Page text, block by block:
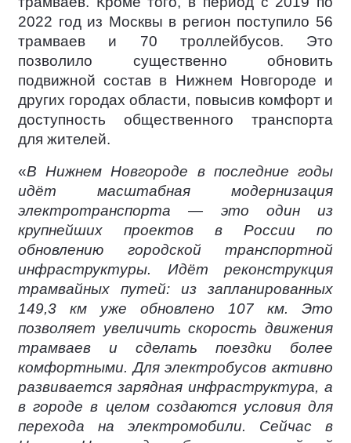
2022 год из Москвы в регион поступило 56
трамваев и 70 троллейбусов. Это
позволило существенно обновить
подвижной состав в Нижнем Новгороде и
других городах области, повысив комфорт и
доступность общественного транспорта
для жителей.
«В Нижнем Новгороде в последние годы
идёт масштабная модернизация
электротранспорта — это один из
крупнейших проектов в России по
обновлению городской транспортной
инфраструктуры. Идёт реконструкция
трамвайных путей: из запланированных
149,3 км уже обновлено 107 км. Это
позволяет увеличить скорость движения
трамваев и сделать поездки более
комфортными. Для электробусов активно
развивается зарядная инфраструктура, а
в городе в целом создаются условия для
перехода на электромобили. Сейчас в